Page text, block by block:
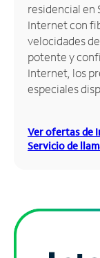
Administrar
cuenta
Encuentra
una
tienda
residencial en
Internet con
velocidades
potente y
Internet, los
especiales
Ver ofertas de
Servicio de